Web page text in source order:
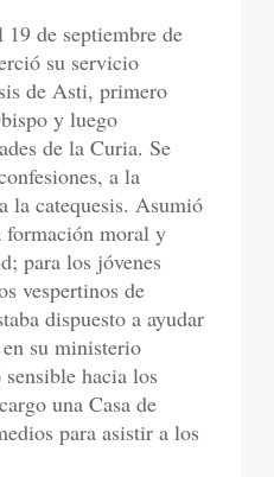
19 de septiembre de
su servicio
de Asti, primero
y luego
de la Curia. Se
a la
la catequesis. Asumió
formación moral y
para los jóvenes
vespertinos de
dispuesto a ayudar
su ministerio
hacia los
una Casa de
para asistir a los